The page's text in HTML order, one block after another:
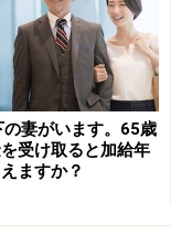
んでしまいがち
あります。まず
談窓口につなが
人はこちらから
お願いします。
の妻がいます。65歳
受け取ると加給年
ますか？